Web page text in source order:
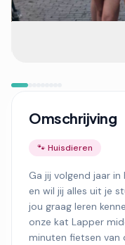
Omschrijving
🐾 Huisdieren
Ga jij volgend jaar
en wil jij alles uit je
jou graag leren
onze kat Lapper
minuten fietsen van